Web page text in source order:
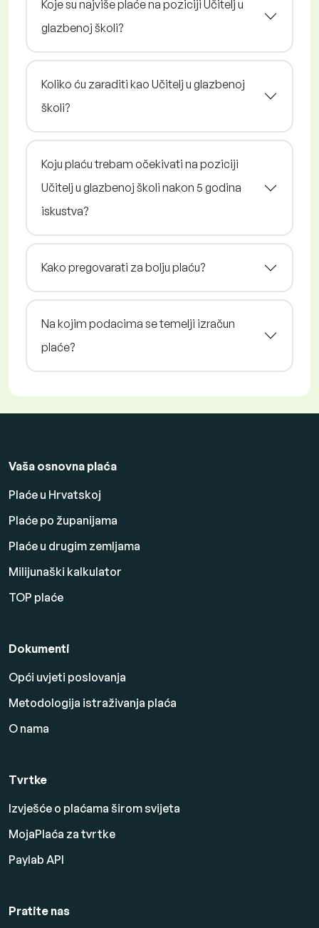
Koje su najviše plaće na poziciji Učitelj u
glazbenoj školi?
Koliko ću zaraditi kao Učitelj u glazbenoj
školi?
Koju plaću trebam očekivati na poziciji
Učitelj u glazbenoj školi nakon 5 godina
iskustva?
Kako pregovarati za bolju plaću?
Na kojim podacima se temelji izračun
plaće?
Vaša osnovna plaća
Plaće u Hrvatskoj
Plaće po županijama
Plaće u drugim zemljama
Milijunaški kalkulator
TOP plaće
Dokumenti
Opći uvjeti poslovanja
Metodologija istraživanja plaća
O nama
Tvrtke
Izvješće o plaćama širom svijeta
MojaPlaća za tvrtke
Paylab API
Pratite nas